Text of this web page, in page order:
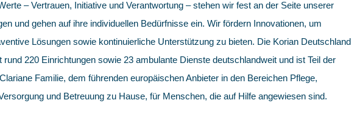
– Vertrauen, Initiative und Verantwortung – stehen wir fest an der Seite unserer
und gehen auf ihre individuellen Bedürfnisse ein. Wir fördern Innovationen, um
Lösungen sowie kontinuierliche Unterstützung zu bieten. Die Korian Deutschland
rund 220 Einrichtungen sowie 23 ambulante Dienste deutschlandweit und ist Teil der
Familie, dem führenden europäischen Anbieter in den Bereichen Pflege,
und Betreuung zu Hause, für Menschen, die auf Hilfe angewiesen sind.